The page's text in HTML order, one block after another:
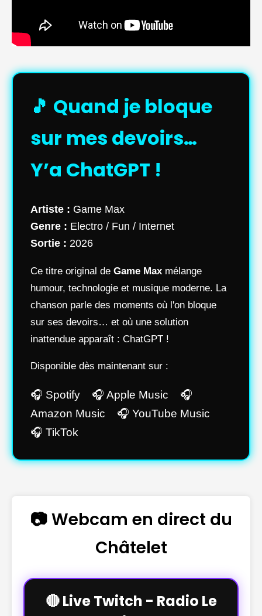
🎵 Quand je bloque
sur mes devoirs…
Y’a ChatGPT !
Artiste : Game Max
Genre : Electro / Fun / Internet
Sortie : 2026
Ce titre original de Game Max mélange
humour, technologie et musique moderne. La
chanson parle des moments où l'on bloque
sur ses devoirs… et où une solution
inattendue apparaît : ChatGPT !
Disponible dès maintenant sur :
🎧 Spotify 🎧 Apple Music 🎧
Amazon Music 🎧 YouTube Music
🎧 TikTok
📷 Webcam en direct du
Châtelet
🔴 Live Twitch - Radio Le